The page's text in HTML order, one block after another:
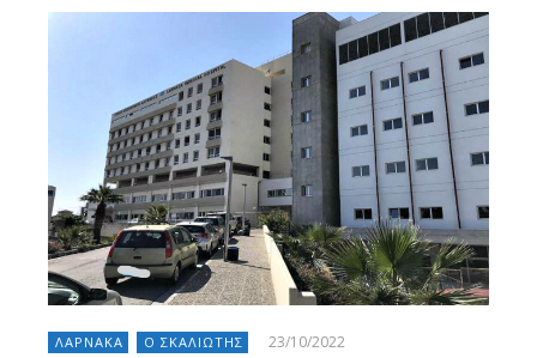
ΛΑΡΝΑΚΑ Ο ΣΚΑΛΙΩΤΗΣ 23/10/2022